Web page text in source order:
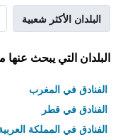
البلدان الأكثر شعبية
البلدان التي يبحث عنها
الفنادق في المغرب
الفنادق في قطر
الفنادق في المملكة